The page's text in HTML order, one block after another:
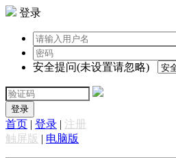
登录
安全提问(未设置请忽略)
登录
首页 | 登录 | 注册
触屏版 | 电脑版